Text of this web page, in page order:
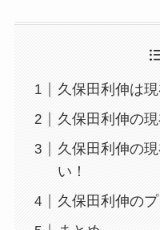
久保田利伸は
久保田利伸の
久保田利伸の
い！
久保田利伸の